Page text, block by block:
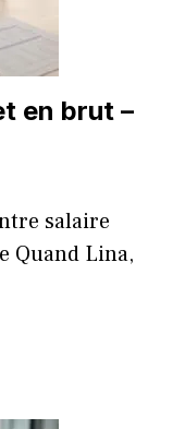
en brut –
salaire
Quand Lina,